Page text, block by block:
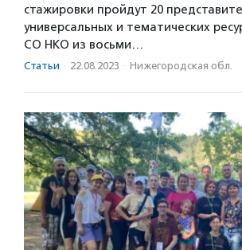
стажировки пройдут 20
универсальных и тематических
СО НКО из восьми…
Статьи · 22.08.2023 · Нижегородская обл.